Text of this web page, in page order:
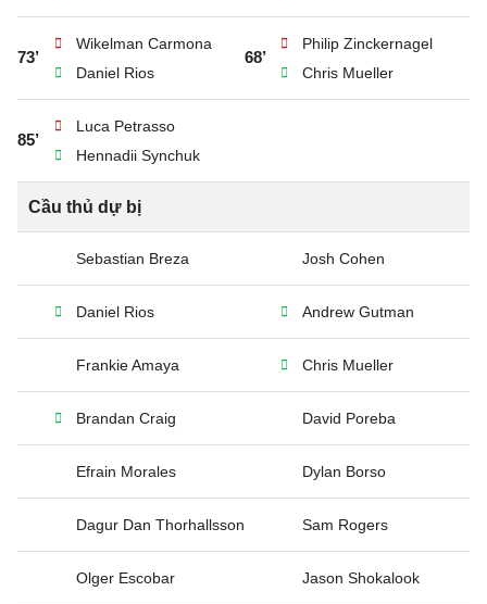
73’
Wikelman Carmona
Daniel Rios
68’
Philip Zinckernagel
Chris Mueller
85’
Luca Petrasso
Hennadii Synchuk
Cầu thủ dự bị
Sebastian Breza Josh Cohen
Daniel Rios Andrew Gutman
Frankie Amaya Chris Mueller
Brandan Craig David Poreba
Efrain Morales Dylan Borso
Dagur Dan Thorhallsson Sam Rogers
Olger Escobar Jason Shokalook